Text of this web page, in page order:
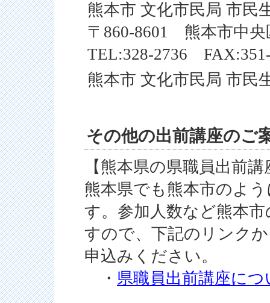
熊本市 文化市民局 市民
〒860-8601 熊本市中央
TEL:328-2736
熊本市 文化市民局 市民
その他の出前講座のご
【熊本県の県職員出前講
熊本県でも熊本市のよ
す。参加人数など熊本
すので、下記のリンク
申込みください。
・ 県職員出前講座に